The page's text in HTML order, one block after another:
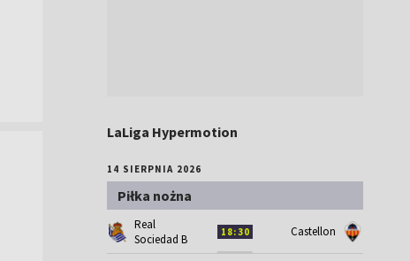
LaLiga Hypermotion
14 SIERPNIA 2026
Piłka nożna
Real
Sociedad B
18:30 Castellon